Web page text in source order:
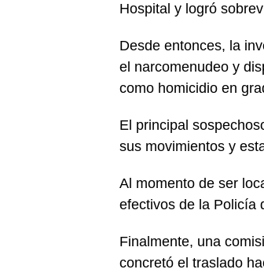
Hospital y logró
Desde entonces, la
el narcomenudeo y
como homicidio en
El principal
sus movimientos y
Al momento de ser
efectivos de la Policía
Finalmente, una
concretó el traslado